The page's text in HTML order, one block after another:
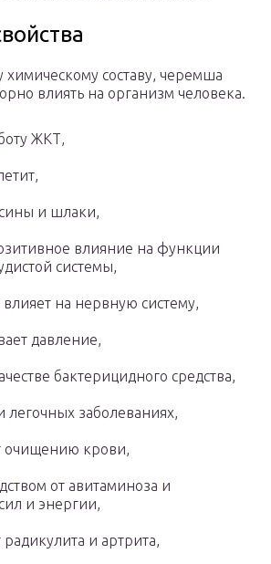
химическому составу, черемша
влиять на организм человека.
ЖКТ,
и шлаки,
влияние на функции
системы,
влияет на нервную систему,
давление,
бактерицидного средства,
легочных заболеваниях,
очищению крови,
от авитаминоза и
и энергии,
радикулита и артрита,